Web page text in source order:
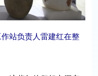
站负责人雷建红在整